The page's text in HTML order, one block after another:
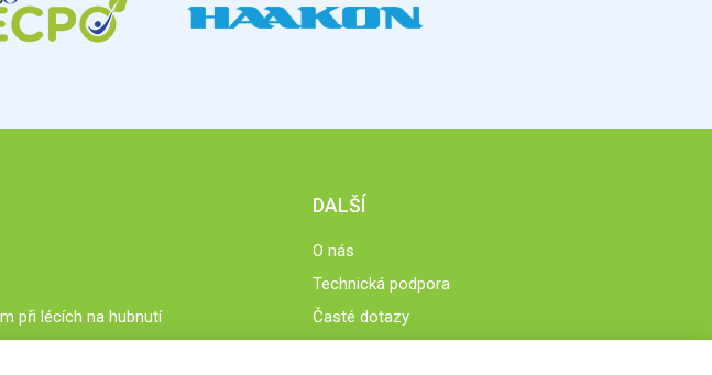
při lécích na hubnutí
DALŠÍ
O nás
Technická podpora
Časté dotazy